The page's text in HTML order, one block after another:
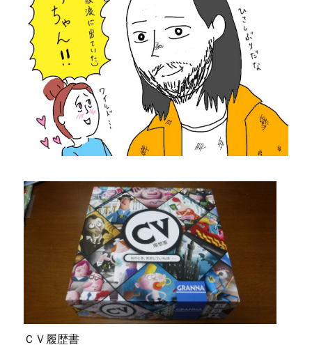
に
お
す
め
「モ
ル
タ
ー
の
り
口」
ボ
ー
ド
ゲ
ー
ム
レ
ビ
ＣＶ履歴書